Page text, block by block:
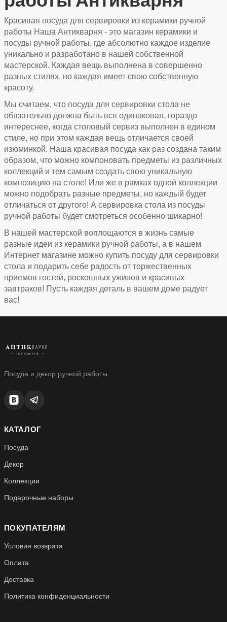
Красивая посуда для сервировки из керамики ручной
работы Наша Антикварня - это магазин керамики и
посуды ручной работы, где абсолютно каждое изделие
уникально и разработано в нашей собственной
мастерской. Каждая вещь выполнена в совершенно
разных стилях, но каждая имеет свою собственную
красоту.
Мы считаем, что посуда для сервировки стола не
обязательно должна быть вся одинаковая, гораздо
интереснее, когда столовый сервиз выполнен в едином
стиле, но при этом каждая вещь отличается своей
изюминкой. Наша красивая посуда как раз создана таким
образом, что можно компоновать предметы из различных
коллекций и тем самым создать свою уникальную
композицию на столе! Или же в рамках одной коллекции
можно подобрать разные предметы, но каждый будет
отличаться от другого! А сервировка стола из посуды
ручной работы будет смотреться особенно шикарно!
В нашей мастерской воплощаются в жизнь самые
разные идеи из керамики ручной работы, а в нашем
Интернет магазине можно купить посуду для сервировки
стола и подарить себе радость от торжественных
приемов гостей, роскошных ужинов и красивых
завтраков! Пусть каждая деталь в вашем доме радует
вас!
Посуда и декор ручной работы
КАТАЛОГ
Посуда
Декор
Коллекции
Подарочные наборы
ПОКУПАТЕЛЯМ
Условия возврата
Оплата
Доставка
Политика конфиденциальности